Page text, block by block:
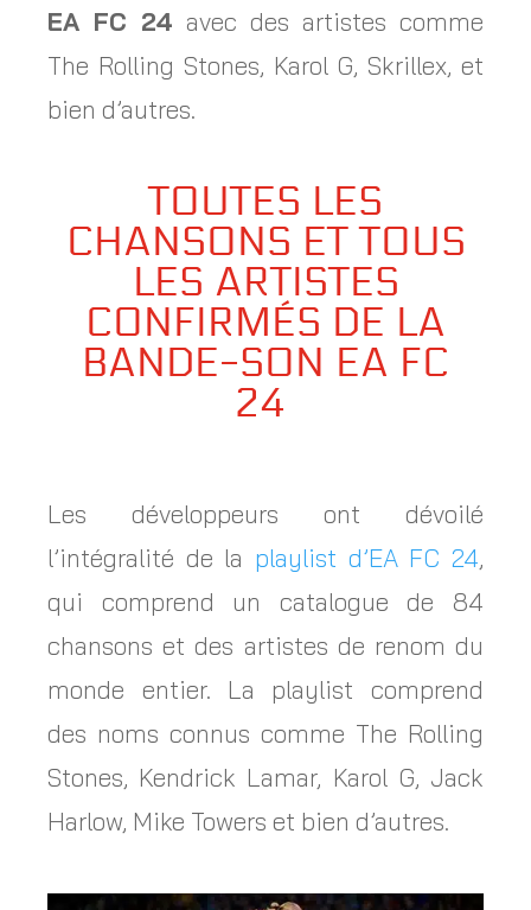
EA FC 24 avec des artistes comme
The Rolling Stones, Karol G, Skrillex, et
bien d’autres.
TOUTES LES
CHANSONS ET TOUS
LES ARTISTES
CONFIRMÉS DE LA
BANDE-SON EA FC
24
Les développeurs ont dévoilé
l’intégralité de la playlist d’EA FC 24,
qui comprend un catalogue de 84
chansons et des artistes de renom du
monde entier. La playlist comprend
des noms connus comme The Rolling
Stones, Kendrick Lamar, Karol G, Jack
Harlow, Mike Towers et bien d’autres.